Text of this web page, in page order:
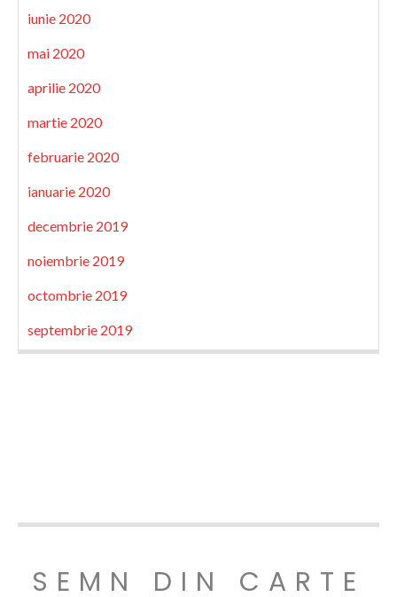
iunie 2020
mai 2020
aprilie 2020
martie 2020
februarie 2020
ianuarie 2020
decembrie 2019
noiembrie 2019
octombrie 2019
septembrie 2019
SEMN DIN CARTE